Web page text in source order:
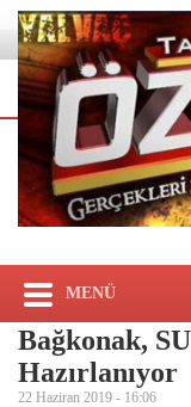
MENÜ
Bağkonak,
Hazırlanıyor
22 Haziran 2019 - 16:06